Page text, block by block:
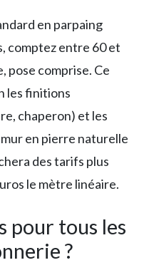
en parpaing
comptez entre 60 et
pose comprise. Ce
les finitions
chaperon) et les
en pierre naturelle
des tarifs plus
le mètre linéaire.
pour tous les
?